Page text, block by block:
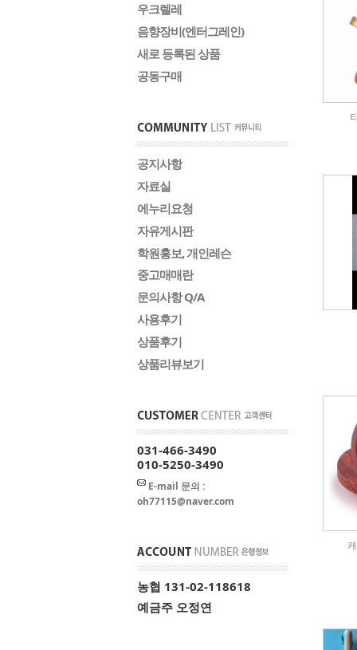
우크렐레
음향장비(엔터그레인)
새로 등록된 상품
공동구매
공지사항
자료실
에누리요청
자유게시판
학원홍보, 개인레슨
중고매매란
문의사항 Q/A
사용후기
상품후기
상품리뷰보기
031-466-3490
010-5250-3490
E-mail 문의 :
oh77115@naver.com
농협 131-02-118618
예금주 오정연